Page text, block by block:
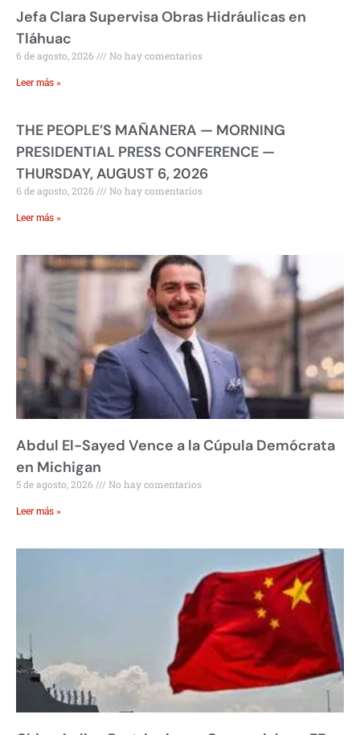
Jefa Clara Supervisa Obras Hidráulicas en
Tláhuac
6 de agosto, 2026 No hay comentarios
Leer más »
THE PEOPLE’S MAÑANERA — MORNING
PRESIDENTIAL PRESS CONFERENCE —
THURSDAY, AUGUST 6, 2026
6 de agosto, 2026 No hay comentarios
Leer más »
Abdul El-Sayed Vence a la Cúpula Demócrata
en Michigan
5 de agosto, 2026 No hay comentarios
Leer más »